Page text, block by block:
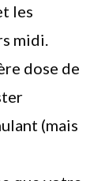
les
midi.
dose de
(mais